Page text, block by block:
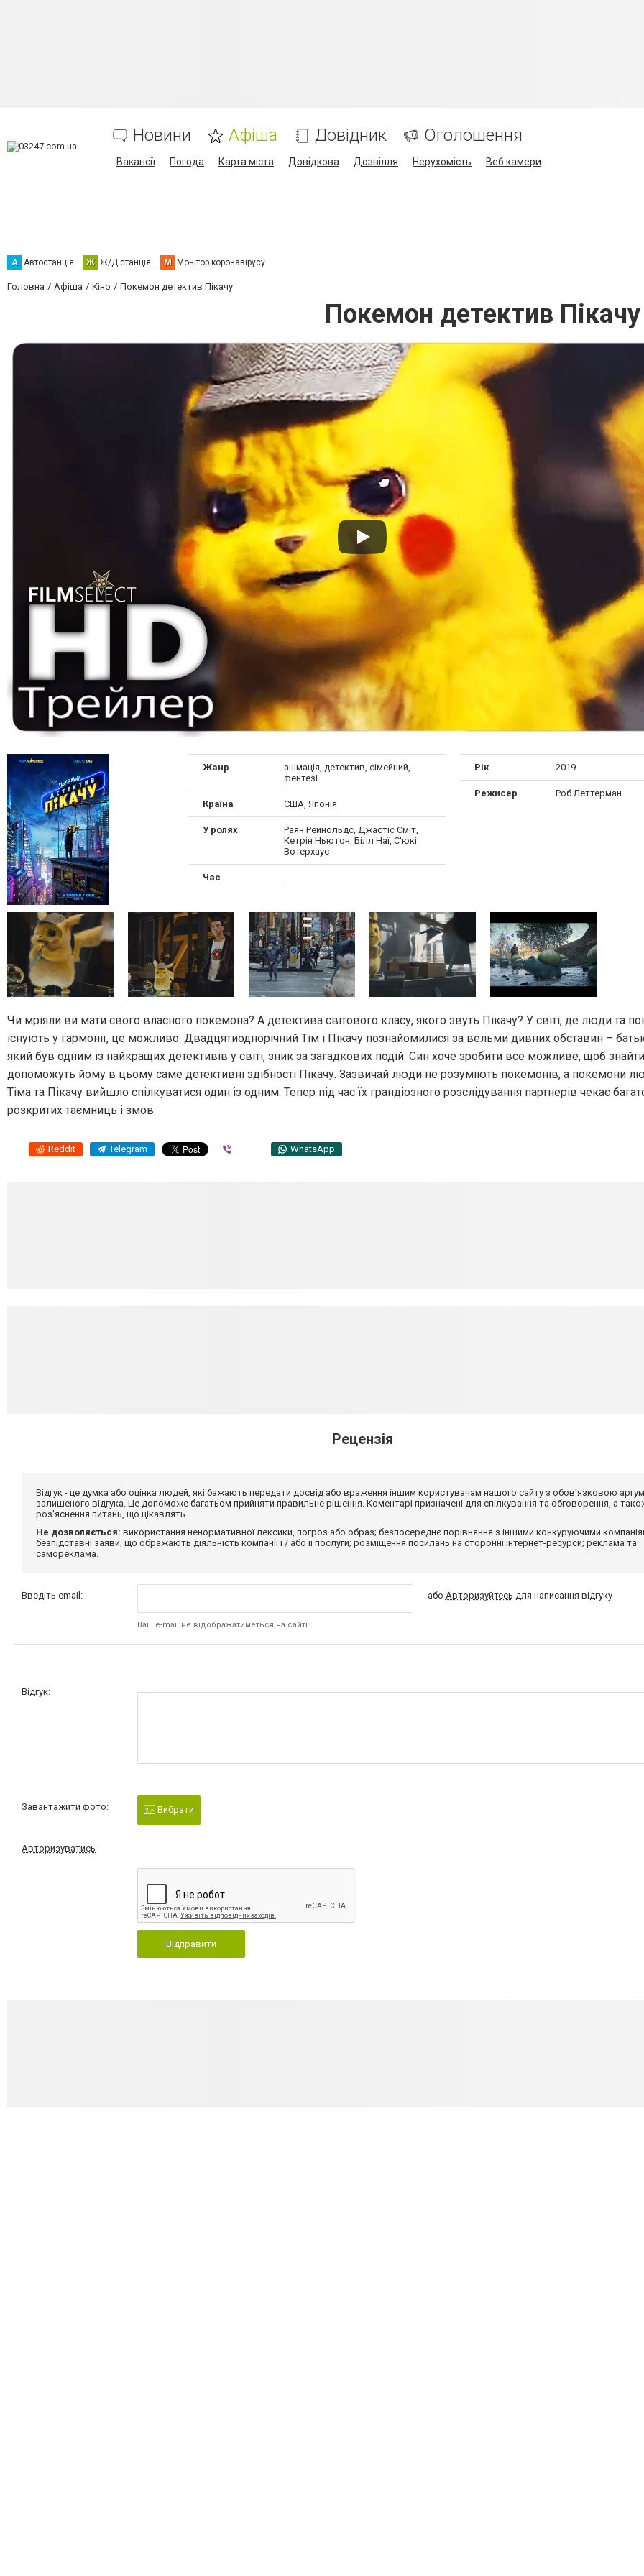
Новини Афіша Довідник Оголошення
Вакансії Погода Карта міста Довідкова Дозвілля Нерухомість Веб камери
А Автостанція Ж Ж/Д станція М Монітор коронавірусу
Головна Афіша Кіно Покемон детектив Пікачу
Покемон детектив Пікачу
Жанр
анімація, детектив, сімейний,
фентезі
Країна США, Японія
У ролях
Раян Рейнольдс, Джастіс Сміт,
Кетрін Ньютон, Білл Наї, С'юкі
Вотерхаус
Рік 2019
Режисер Роб Леттерман
Час
Чи мріяли ви мати свого власного покемона? А детектива світового класу, якого звуть Пікачу? У світі, де люди та
існують у гармонії, це можливо. Двадцятиоднорічний Тім і Пікачу познайомилися за вельми дивних обставин –
який був одним із найкращих детективів у світі, зник за загадкових подій. Син хоче зробити все можливе, щоб знайти
допоможуть йому в цьому саме детективні здібності Пікачу. Зазвичай люди не розуміють покемонів, а покемони
Тіма та Пікачу вийшло спілкуватися один із одним. Тепер під час їх грандіозного розслідування партнерів чекає
розкритих таємниць і змов.
Reddit Telegram WhatsApp
Рецензія
Відгук - це думка або оцінка людей, які бажають передати досвід або враження іншим користувачам нашого сайту з обов'язковою
залишеного відгука. Це допоможе багатьом прийняти правильне рішення. Коментарі призначені для спілкування та обговорення, а
роз'яснення питань, що цікавлять.
Не дозволяється: використання ненормативної лексики, погроз або образ; безпосереднє порівняння з іншими конкуруючими
безпідставні заяви, що ображають діяльність компанії і / або її послуги; розміщення посилань на сторонні інтернет-ресурси; реклама та
самореклама.
Введіть email:
Ваш e-mail не відображатиметься на сайті
або Авторизуйтесь для написання відгуку
Відгук:
Завантажити фото: Вибрати
Авторизуватись
Відправити